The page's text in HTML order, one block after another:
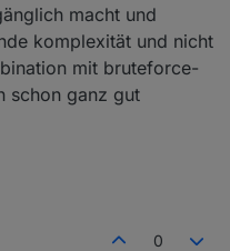
macht und
komplexität und nicht
mit bruteforce-
schon ganz gut
0